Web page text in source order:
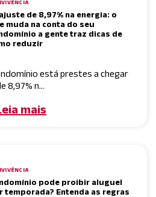
de 8,97% na energia: o
muda na conta do seu
a gente traz dicas de
reduzir
está prestes a chegar
8,97% n...
mais
pode proibir aluguel
temporada? Entenda as regras